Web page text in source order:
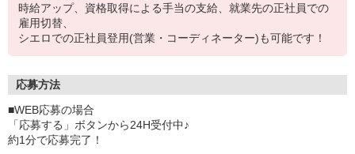
時給アップ、資格取得による手当の支給、就業先の正社員での
雇用切替、
シエロでの正社員登用(営業・コーディネーター)も可能です！
応募方法
■WEB応募の場合
「応募する」ボタンから24H受付中♪
約1分で応募完了！